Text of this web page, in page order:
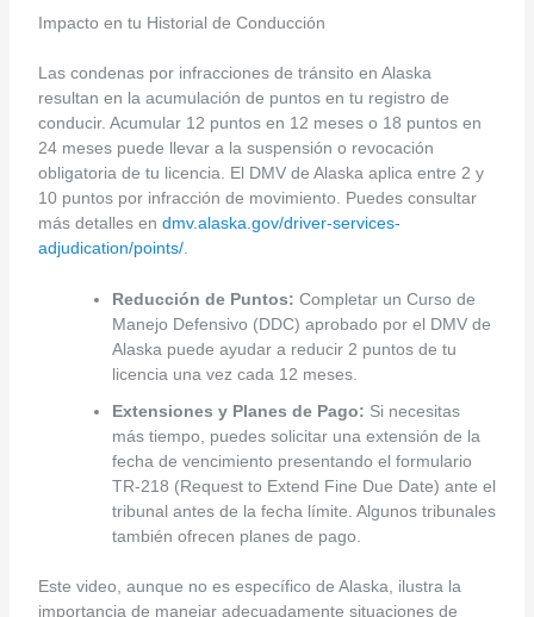
Impacto en tu Historial de Conducción
Las condenas por infracciones de tránsito en Alaska
resultan en la acumulación de puntos en tu registro de
conducir. Acumular 12 puntos en 12 meses o 18 puntos en
24 meses puede llevar a la suspensión o revocación
obligatoria de tu licencia. El DMV de Alaska aplica entre 2 y
10 puntos por infracción de movimiento. Puedes consultar
más detalles en dmv.alaska.gov/driver-services-
adjudication/points/.
Reducción de Puntos: Completar un Curso de
Manejo Defensivo (DDC) aprobado por el DMV de
Alaska puede ayudar a reducir 2 puntos de tu
licencia una vez cada 12 meses.
Extensiones y Planes de Pago: Si necesitas
más tiempo, puedes solicitar una extensión de la
fecha de vencimiento presentando el formulario
TR-218 (Request to Extend Fine Due Date) ante el
tribunal antes de la fecha límite. Algunos tribunales
también ofrecen planes de pago.
Este video, aunque no es específico de Alaska, ilustra la
importancia de manejar adecuadamente situaciones de